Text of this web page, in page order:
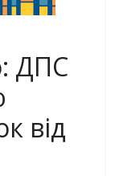
ДПС
від